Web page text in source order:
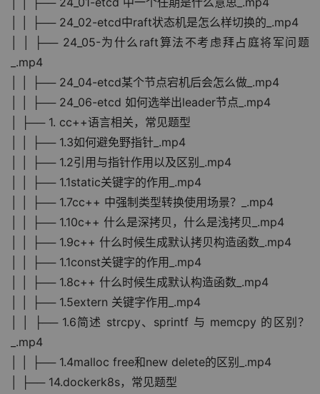
│ │ ├── 24_02-etcd中raft状态机是怎么样切换的_.mp4
│ │ ├── 24_05-为什么raft算法不考虑拜占庭将军问题
_.mp4
│ │ ├── 24_04-etcd某个节点宕机后会怎么做_.mp4
│ │ ├── 24_06-etcd 如何选举出leader节点_.mp4
│ ├── 1. cc++语言相关，常见题型
│ │ ├── 1.3如何避免野指针_.mp4
│ │ ├── 1.2引用与指针作用以及区别_.mp4
│ │ ├── 1.1static关键字的作用_.mp4
│ │ ├── 1.7cc++ 中强制类型转换使用场景？_.mp4
│ │ ├── 1.10c++ 什么是深拷贝，什么是浅拷贝_.mp4
│ │ ├── 1.9c++ 什么时候生成默认拷贝构造函数_.mp4
│ │ ├── 1.1const关键字的作用_.mp4
│ │ ├── 1.8c++ 什么时候生成默认构造函数_.mp4
│ │ ├── 1.5extern 关键字作用_.mp4
│ │ ├── 1.6简述 strcpy、sprintf 与 memcpy 的区别？
_.mp4
│ │ ├── 1.4malloc free和new delete的区别_.mp4
│ ├── 14.dockerk8s，常见题型